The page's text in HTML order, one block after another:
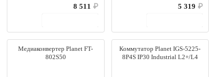
8 511 ₽
5 319 ₽
Медиаконвертер Planet FT-
802S50
Коммутатор Planet IGS-5225-
8P4S IP30 Industrial L2+/L4